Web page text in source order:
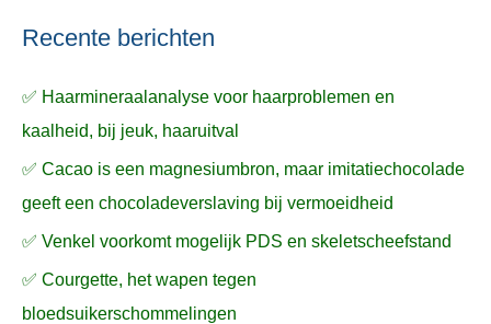
Recente berichten
✅ Haarmineraalanalyse voor haarproblemen en
kaalheid, bij jeuk, haaruitval
✅ Cacao is een magnesiumbron, maar imitatiechocolade
geeft een chocoladeverslaving bij vermoeidheid
✅ Venkel voorkomt mogelijk PDS en skeletscheefstand
✅ Courgette, het wapen tegen
bloedsuikerschommelingen